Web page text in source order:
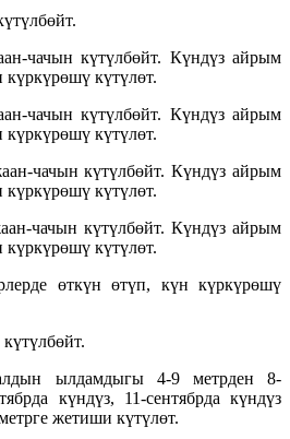
чачын күтүлбөйт. Күндүз айрым
күркүрөшү күтүлөт.
чачын күтүлбөйт. Күндүз айрым
күркүрөшү күтүлөт.
чачын күтүлбөйт. Күндүз айрым
күркүрөшү күтүлөт.
чачын күтүлбөйт. Күндүз айрым
күркүрөшү күтүлөт.
өткүн өтүп, күн күркүрөшү
ылдамдыгы 4-9 метрден 8-
күндүз, 11-сентябрда күндүз
жетиши күтүлөт.